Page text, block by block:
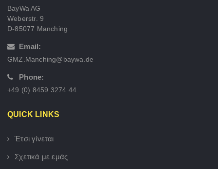
BayWa AG
Weberstr. 9
D-85077 Manching
Email:
GMZ.Manching@baywa.de
Phone:
+49 (0) 8459 3274 44
QUICK LINKS
Έτσι γίνεται
Σχετικά με εμάς